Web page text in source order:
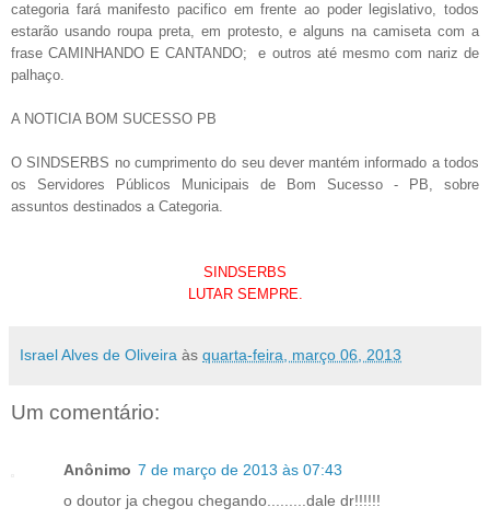
categoria fará manifesto pacifico em frente ao poder legislativo, todos
estarão usando roupa preta, em protesto, e alguns na camiseta com a
frase CAMINHANDO E CANTANDO; e outros até mesmo com nariz de
palhaço.
A NOTICIA BOM SUCESSO PB
O SINDSERBS no cumprimento do seu dever mantém informado a todos
os Servidores Públicos Municipais de Bom Sucesso - PB, sobre
assuntos destinados a Categoria.
SINDSERBS
LUTAR SEMPRE.
Israel Alves de Oliveira às quarta-feira, março 06, 2013
Um comentário:
Anônimo 7 de março de 2013 às 07:43
o doutor ja chegou chegando.........dale dr!!!!!!